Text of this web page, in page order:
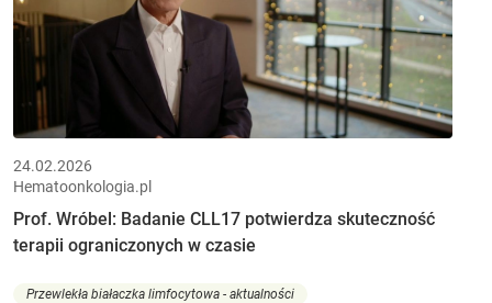
24.02.2026
Hematoonkologia.pl
Prof. Wróbel: Badanie CLL17 potwierdza skuteczność
terapii ograniczonych w czasie
Przewlekła białaczka limfocytowa - aktualności